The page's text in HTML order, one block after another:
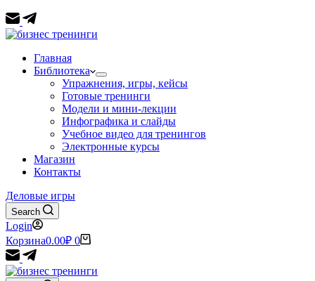
Главная
Библиотека
Упражнения, игры, кейсы
Готовые тренинги
Модели и мини-лекции
Инфографика и слайды
Учебное видео для тренингов
Электронные курсы
Магазин
Контакты
Деловые игры
Search
Login
Корзина0.00₽ 0